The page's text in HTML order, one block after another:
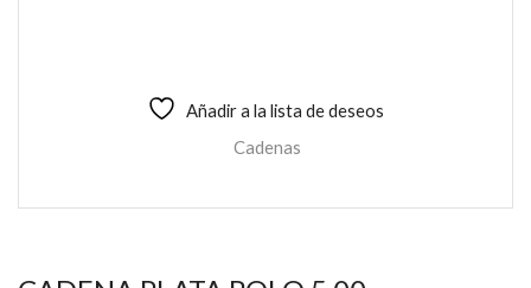
Añadir a la lista de deseos
Cadenas